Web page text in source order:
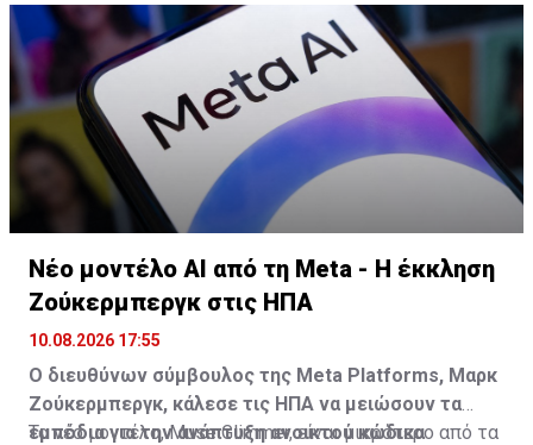
Νέο μοντέλο AI από τη Meta - Η έκκληση
Ζούκερμπεργκ στις ΗΠΑ
10.08.2026 17:55
Ο διευθύνων σύμβουλος της Meta Platforms, Μαρκ
Ζούκερμπεργκ, κάλεσε τις ΗΠΑ να μειώσουν τα
εμπόδια για την ανάπτυξη ανοικτού κώδικα
Το νέο μοντέλο, Muse Glimmer, είναι μικρότερο από τα